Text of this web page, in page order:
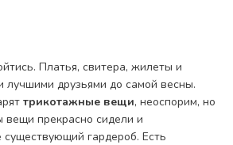
Платья, свитера, жилеты и
друзьями до самой весны.
трикотажные вещи, неоспорим, но
вещи прекрасно сидели и
существующий гардероб. Есть